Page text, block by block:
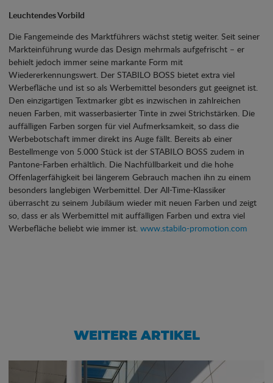
Leuchtendes Vorbild
Die Fangemeinde des Marktführers wächst stetig weiter. Seit seiner
Markteinführung wurde das Design mehrmals aufgefrischt – er
behielt jedoch immer seine markante Form mit
Wiedererkennungswert. Der STABILO BOSS bietet extra viel
Werbefläche und ist so als Werbemittel besonders gut geeignet ist.
Den einzigartigen Textmarker gibt es inzwischen in zahlreichen
neuen Farben, mit wasserbasierter Tinte in zwei Strichstärken. Die
auffälligen Farben sorgen für viel Aufmerksamkeit, so dass die
Werbebotschaft immer direkt ins Auge fällt. Bereits ab einer
Bestellmenge von 5.000 Stück ist der STABILO BOSS zudem in
Pantone-Farben erhältlich. Die Nachfüllbarkeit und die hohe
Offenlagerfähigkeit bei längerem Gebrauch machen ihn zu einem
besonders langlebigen Werbemittel. Der All-Time-Klassiker
überrascht zu seinem Jubiläum wieder mit neuen Farben und zeigt
so, dass er als Werbemittel mit auffälligen Farben und extra viel
Werbefläche beliebt wie immer ist. www.stabilo-promotion.com
WEITERE ARTIKEL